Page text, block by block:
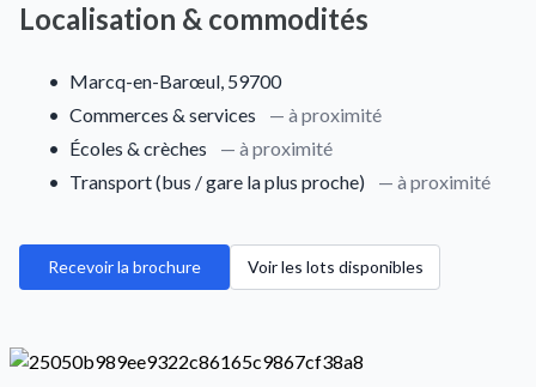
Localisation & commodités
• Marcq-en-Barœul, 59700
• Commerces & services
— à proximité
• Écoles & crèches
— à proximité
• Transport (bus / gare la plus proche) — à proximité
Recevoir la brochure Voir les lots disponibles